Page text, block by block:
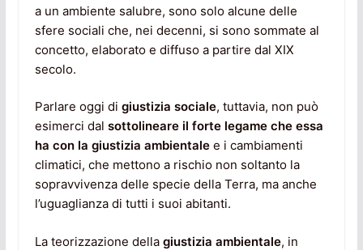
a un ambiente salubre, sono solo alcune delle
sfere sociali che, nei decenni, si sono sommate al
concetto, elaborato e diffuso a partire dal XIX
secolo.
Parlare oggi di giustizia sociale, tuttavia, non può
esimerci dal sottolineare il forte legame che essa
ha con la giustizia ambientalee i cambiamenti
climatici, che mettono a rischio non soltanto la
sopravvivenza delle specie della Terra, ma anche
l’uguaglianza di tutti i suoi abitanti.
La teorizzazione della giustizia ambientale, in